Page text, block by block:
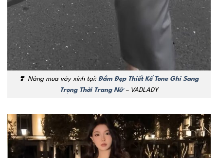
❣️ Nàng mua váy xinh tại: Đầm Đẹp Thiết Kế Tone Ghi Sang
Trọng Thời Trang Nữ– VADLADY